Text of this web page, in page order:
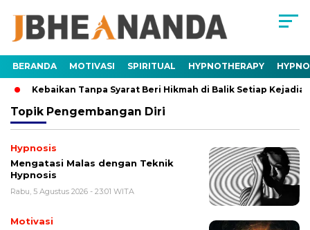
BERANDA MOTIVASI SPIRITUAL HYPNOTHERAPY
Kebaikan Tanpa Syarat Beri Hikmah di Balik Setiap Kejadian
Topik Pengembangan Diri
Hypnosis
Mengatasi Malas dengan Teknik
Hypnosis
Rabu, 5 Agustus 2026 - 23:01 WITA
Motivasi